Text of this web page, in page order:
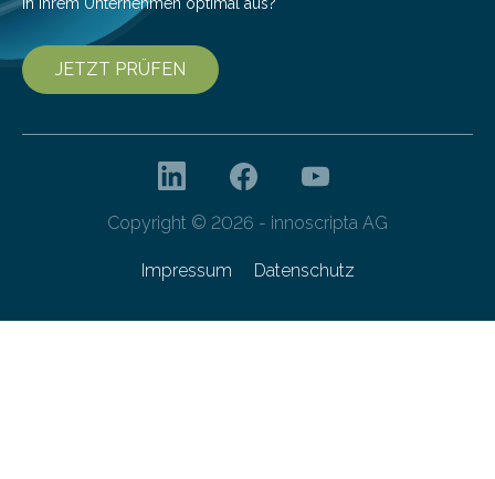
in Ihrem Unternehmen optimal aus?
JETZT PRÜFEN
Copyright © 2026 - innoscripta AG
Impressum Datenschutz